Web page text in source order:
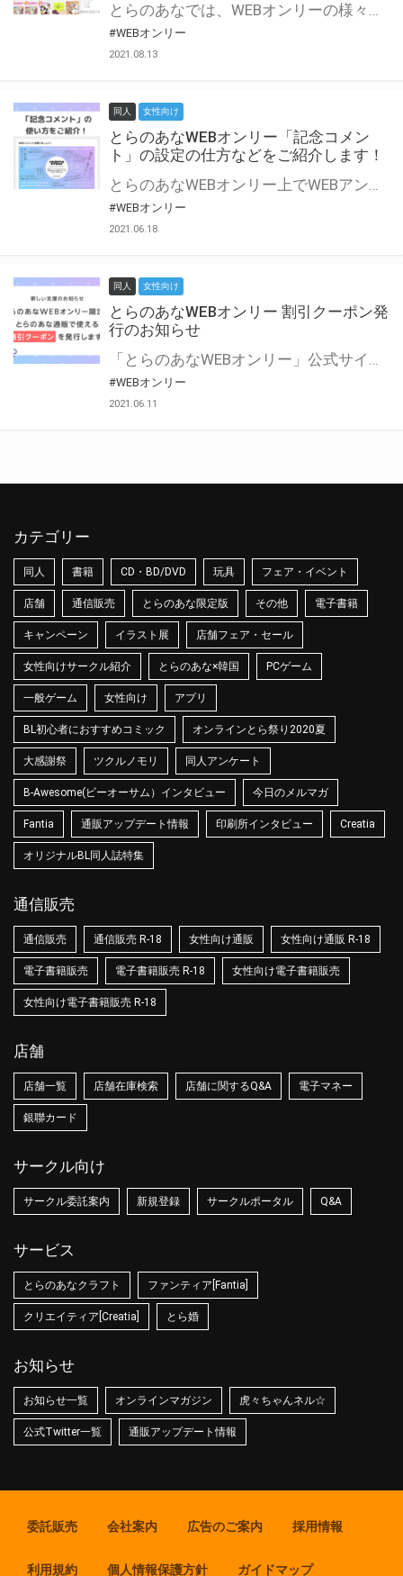
とらのあなでは、WEBオンリーの様々な支援を実施しています。 今回は2021年9月に実装を予定しているアップデート情報についてご紹介いたします。 とらのあなWEBオンリーサイトはこちら
#WEBオンリー
2021.08.13
同人 女性向け
とらのあなWEBオンリー「記念コメン
ト」の設定の仕方などをご紹介します！
とらのあなWEBオンリー上でWEBアンソロジーが作成できる「記念コメント」について、その使い方や作成手順を解説します！ 支援タイプを「サークル参加型」「サークル参加型・マルシェ(イベント会場)機能付き」でお申し込みいただいている主催者様はぜひご活用ください♪ とらのあなWEBオンリーサイトはこちら
#WEBオンリー
2021.06.18
同人 女性向け
とらのあなWEBオンリー 割引クーポン発
行のお知らせ
「とらのあなWEBオンリー」公式サイトでとらのあな通販の「割引クーポン」を配布中！ イベントごとに開催当日限定で使える割引クーポンのシリアルコードを発行します。 とらのあなWEBオンリーのページをチェックして、イベント当日にお得にお買い物を楽しみましょう♪ ※本キャンペーンは予告なく終了する場合がございます。 とらのあなWEBオンリーサイトはこちら
#WEBオンリー
2021.06.11
カテゴリー
同人 書籍 CD・BD/DVD 玩具 フェア・イベント
店舗 通信販売 とらのあな限定版 その他 電子書籍
キャンペーン イラスト展 店舗フェア・セール
女性向けサークル紹介 とらのあな×韓国 PCゲーム
一般ゲーム 女性向け アプリ
BL初心者におすすめコミック オンラインとら祭り2020夏
大感謝祭 ツクルノモリ 同人アンケート
B-Awesome(ビーオーサム）インタビュー 今日のメルマガ
Fantia 通販アップデート情報 印刷所インタビュー Creatia
オリジナルBL同人誌特集
通信販売
通信販売 通信販売 R-18 女性向け通販 女性向け通販 R-18
電子書籍販売 電子書籍販売 R-18 女性向け電子書籍販売
女性向け電子書籍販売 R-18
店舗
店舗一覧 店舗在庫検索 店舗に関するQ&A 電子マネー
銀聯カード
サークル向け
サークル委託案内 新規登録 サークルポータル Q&A
サービス
とらのあなクラフト ファンティア[Fantia]
クリエイティア[Creatia] とら婚
お知らせ
お知らせ一覧 オンラインマガジン 虎々ちゃんネル☆
公式Twitter一覧 通販アップデート情報
委託販売 会社案内 広告のご案内 採用情報
利用規約 個人情報保護方針 ガイドマップ